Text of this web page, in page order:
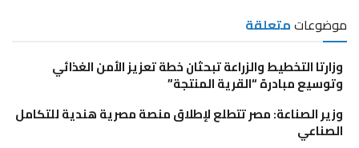
موضوعاتمتعلقة
وزارتا التخطيط والزراعة تبحثان خطة تعزيز الأمن الغذائي
وتوسيع مبادرة “القرية المنتجة”
وزير الصناعة: مصر تتطلع لإطلاق منصة مصرية هندية للتكامل
الصناعي